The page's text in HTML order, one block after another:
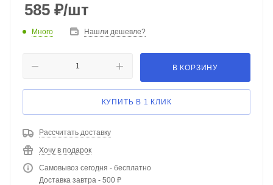
585 ₽/шт
Много Нашли дешевле?
В КОРЗИНУ
КУПИТЬ В 1 КЛИК
Рассчитать доставку
Хочу в подарок
Самовывоз сегодня - бесплатно
Доставка завтра - 500 ₽